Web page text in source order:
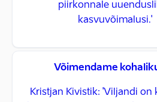
piirkonnale
kasvuvõimalusi.'
Võimendame
Kristjan Kivistik: 'Viljandi on